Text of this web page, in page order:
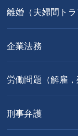
離婚（夫婦間トラ
企業法務
労働問題（解雇，
刑事弁護